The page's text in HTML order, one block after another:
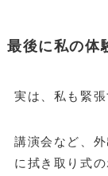
最後に私の体
実は、私も緊
講演会など、
に拭き取り式